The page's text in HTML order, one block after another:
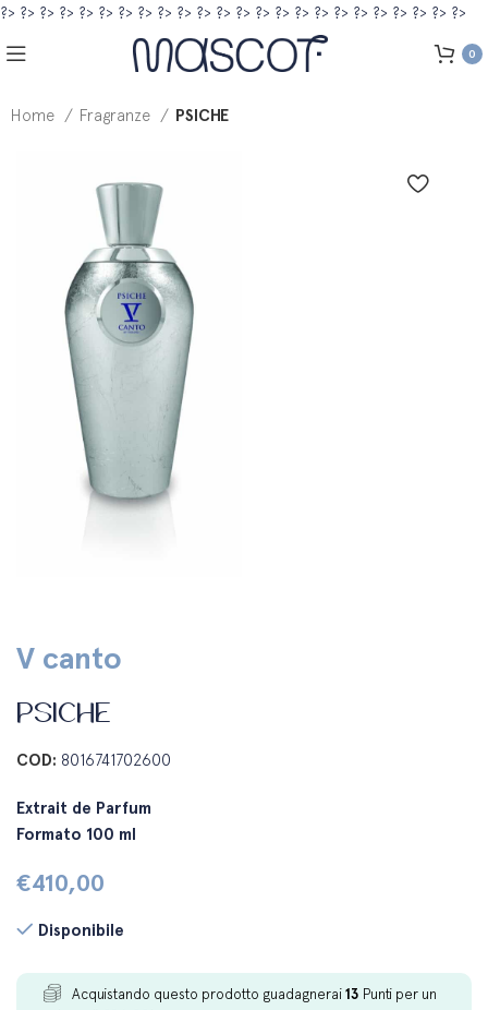
?> ?> ?> ?> ?> ?> ?> ?> ?> ?> ?> ?> ?> ?> ?> ?> ?> ?> ?> ?> ?> ?> ?> ?>
0
Home Fragranze PSICHE
V canto
PSICHE
COD: 8016741702600
Extrait de Parfum
Formato 100 ml
€410,00
Disponibile
Acquistando questo prodotto guadagnerai13 Punti per un